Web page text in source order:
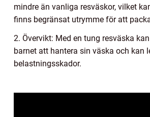
mindre än vanliga resväskor, vilket
finns begränsat utrymme för att
2. Övervikt: Med en tung resväska
barnet att hantera sin väska och kan
belastningsskador.